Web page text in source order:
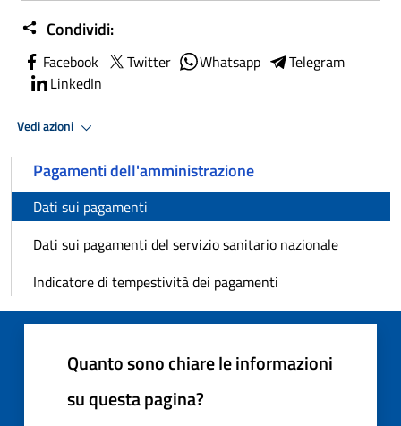
Condividi:
Facebook Twitter Whatsapp
Telegram
LinkedIn
Vedi azioni
Pagamenti dell'amministrazione
Dati sui pagamenti
Dati sui pagamenti del servizio sanitario nazionale
Indicatore di tempestività dei pagamenti
Quanto sono chiare le informazioni
su questa pagina?